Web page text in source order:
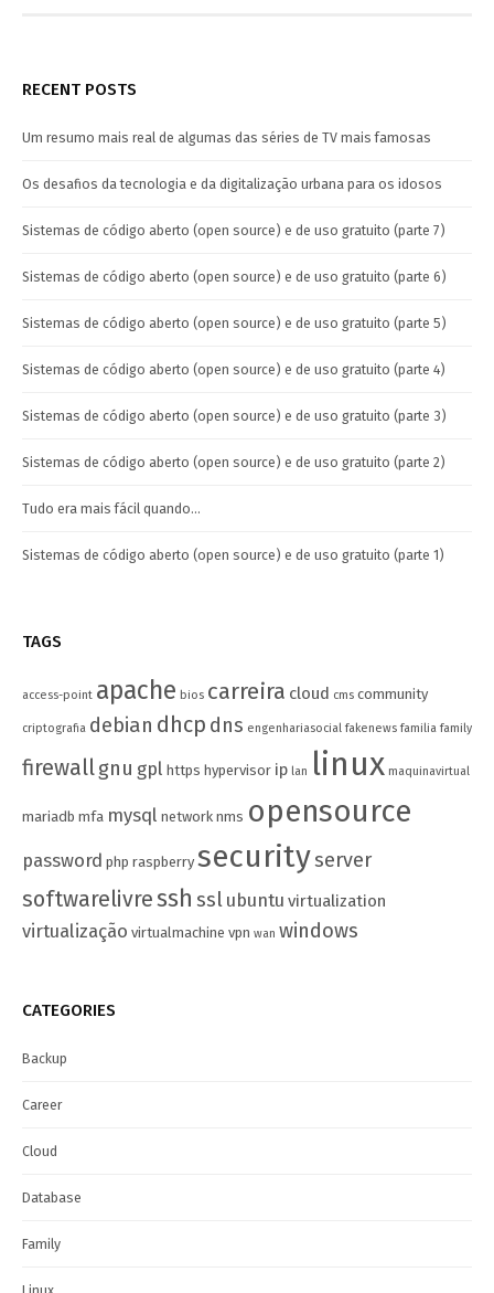
RECENT POSTS
Um resumo mais real de algumas das séries de TV mais famosas
Os desafios da tecnologia e da digitalização urbana para os idosos
Sistemas de código aberto (open source) e de uso gratuito (parte 7)
Sistemas de código aberto (open source) e de uso gratuito (parte 6)
Sistemas de código aberto (open source) e de uso gratuito (parte 5)
Sistemas de código aberto (open source) e de uso gratuito (parte 4)
Sistemas de código aberto (open source) e de uso gratuito (parte 3)
Sistemas de código aberto (open source) e de uso gratuito (parte 2)
Tudo era mais fácil quando…
Sistemas de código aberto (open source) e de uso gratuito (parte 1)
TAGS
access-point apache bios carreira cloud cms community
criptografia debian dhcp dns engenhariasocial fakenews familia family
firewallgnu gpl https hypervisor ip lan linux maquinavirtual
mariadb mfa mysql network nms opensource
password php raspberry securityserver
softwarelivressh ssl ubuntu virtualization
virtualização virtualmachine vpn wan windows
CATEGORIES
Backup
Career
Cloud
Database
Family